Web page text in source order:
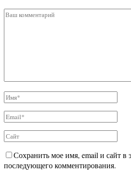
Сохранить мое имя, email и сайт в
последующего комментирования.